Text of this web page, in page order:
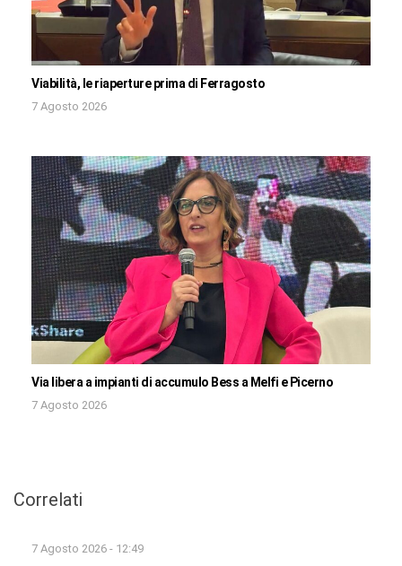
Viabilità, le riaperture prima di Ferragosto
7 Agosto 2026
Via libera a impianti di accumulo Bess a Melfi e Picerno
7 Agosto 2026
Correlati
7 Agosto 2026 - 12:49